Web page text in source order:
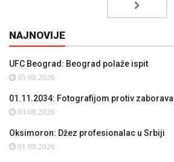
NAJNOVIJE
UFC Beograd: Beograd polaže ispit
05.08.2026
01.11.2034: Fotografijom protiv zaborava
03.08.2026
Oksimoron: Džez profesionalac u Srbiji
01.08.2026